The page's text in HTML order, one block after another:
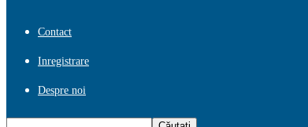
Contact
Inregistrare
Despre noi